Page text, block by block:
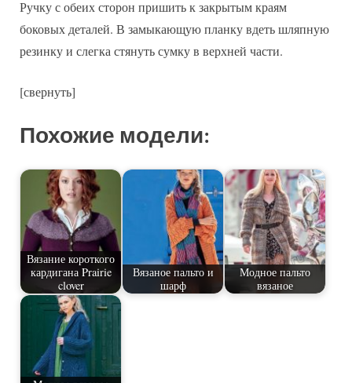
Ручку с обеих сторон пришить к закрытым краям
боковых деталей. В замыкающую планку вдеть шляпную
резинку и слегка стянуть сумку в верхней части.
[свернуть]
Похожие модели:
Вязание короткого
кардигана Prairie
clover
Вязаное пальто и
шарф
Модное пальто
вязаное